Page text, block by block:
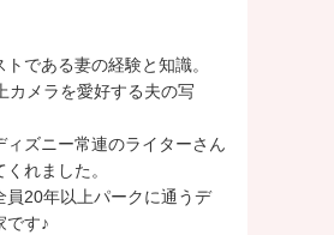
である妻の経験と知識。
カメラを愛好する夫の写
ィズニー常連のライターさん
れました。
員20年以上パークに通うデ
です♪